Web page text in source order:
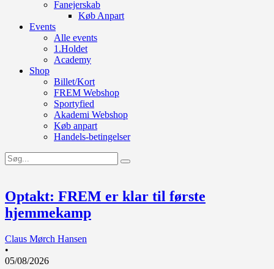
Fanejerskab
Køb Anpart
Events
Alle events
1.Holdet
Academy
Shop
Billet/Kort
FREM Webshop
Sportyfied
Akademi Webshop
Køb anpart
Handels-betingelser
Optakt: FREM er klar til første
hjemmekamp
Claus Mørch Hansen
•
05/08/2026